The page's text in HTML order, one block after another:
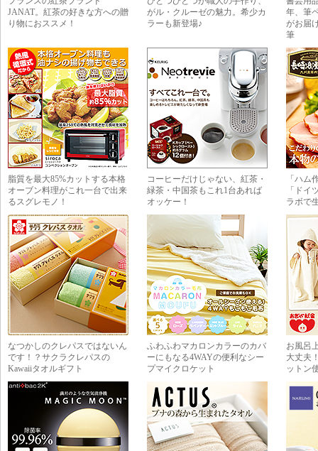
JANAT。紅茶の好きな方への贈
り物におススメ！
がル・クルーゼの魅力。希少カ
ラーも新登場♪
年、筆
がお届
筆
脂質を最大85%カットする本格
オーブン料理がこれ一台で出来
るスグレモノ！
コーヒーだけじゃない、紅茶・
緑茶・中国茶もこれ1台あれば
オッケー！
「ハム
「ドイ
ラボで
なつかしのクレパスではないん
です！？サクラクレパスの
Kawaiiタオルギフト
ふわふわマカロンカラーのカバ
ーにもなる4WAYの便利なシー
プマイクロケット
お風呂
大丈夫
ットン